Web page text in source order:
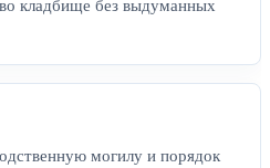
кладбище без выдуманных
могилу и порядок